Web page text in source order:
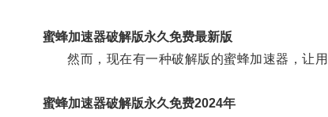
蜜蜂加速器破解版永久免费最新版
然而，现在有一种破解版的蜜蜂加速器，让用
蜜蜂加速器破解版永久免费2024年